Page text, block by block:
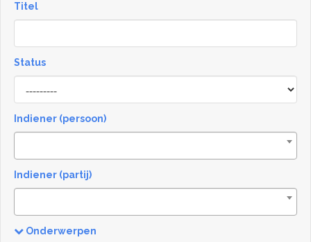
Titel
Status
[invalid
name]
Indiener (persoon)
Indiener (partij)
Onderwerpen